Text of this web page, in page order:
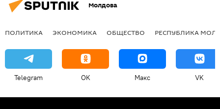
Молдова
ПОЛИТИКА ЭКОНОМИКА ОБЩЕСТВО РЕСПУБЛИКА
Telegram OK Макс VK